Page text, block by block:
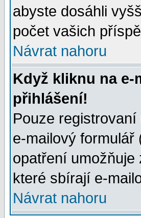
abyste dosáhli
počet vašich
Návrat nahoru
Když kliknu na e-
přihlášení!
Pouze
e-mailový formulář
opatření
které sbírají e-
Návrat nahoru